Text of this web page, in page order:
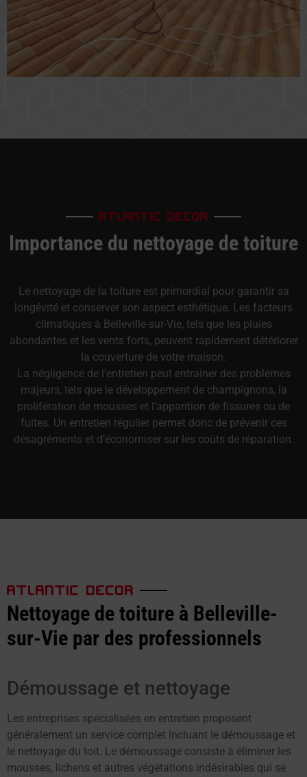
ATLANTIC DECOR
Importance du nettoyage de toiture
Le nettoyage de la toiture est primordial pour garantir sa
longévité et conserver son aspect esthétique. Les facteurs
climatiques à Belleville-sur-Vie, tels que les pluies
abondantes et les vents forts, peuvent rapidement détériorer
la couverture de votre maison.
La négligence de l’entretien peut entraîner des problèmes
majeurs, tels que le développement de champignons, la
prolifération de mousses et l’apparition de fissures ou de
fuites. Un entretien régulier permet donc de prévenir ces
désagréments et d’économiser sur les coûts de réparation.
ATLANTIC DECOR
Nettoyage de toiture à Belleville-
sur-Vie par des professionnels
Démoussage et nettoyage
Les entreprises spécialisées en entretien proposent
généralement un service complet incluant le démoussage et
le nettoyage du toit. Le démoussage consiste à éliminer les
mousses, lichens et autres végétations indésirables qui se